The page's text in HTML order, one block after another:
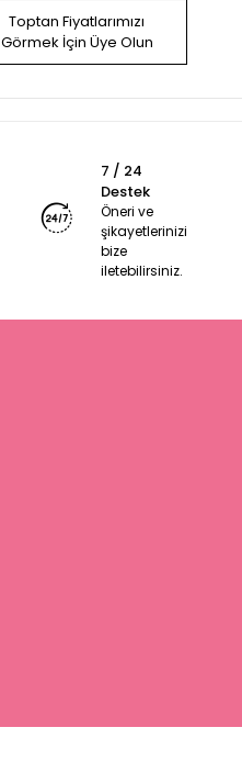
Toptan Fiyatlarımızı
Görmek İçin Üye Olun
7 / 24
Destek
Öneri ve
şikayetlerinizi
bize
iletebilirsiniz.